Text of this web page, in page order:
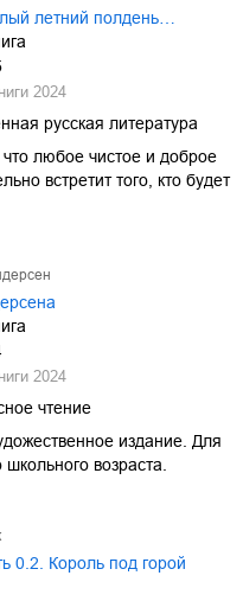
летний полдень…
2024
русская литература
любое чистое и доброе
встретит того, кто будет
2024
чтение
издание. Для
возраста.
0.2. Король под горой